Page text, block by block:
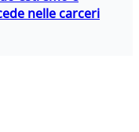
nelle carceri